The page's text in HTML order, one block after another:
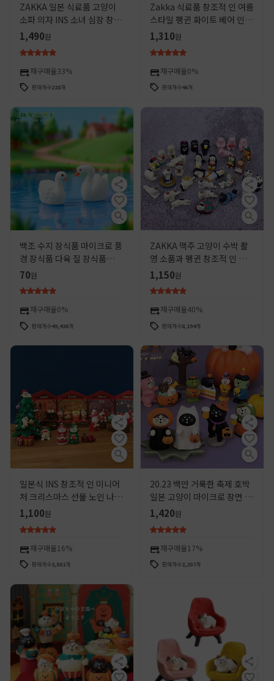
ZAKKA 일본 식료품 고양이
소파 의자 INS 소녀 심장 창조
적 인 마이크로 장면 수지 인형
작은 장식품
1,490원
재구매율33%
판매개수228개
Zakka 식료품 창조적 인 여름
스타일 펭귄 화이트 베어 인형
장면 수지 공예 장식품 공장 아
울렛
1,310원
재구매율0%
판매개수46개
백조 수지 장식품 마이크로 풍
경 장식품 다육 질 장식품
Zakka 창조적 인 선물 장식품
70원
재구매율0%
판매개수49,436개
ZAKKA 맥주 고양이 수박 촬
영 소품과 펭귄 창조적 인 마이
크로 풍경 일본 공예 데스크탑
장식품
1,150원
재구매율40%
판매개수8,194개
일본식 INS 창조적 인 미니어
처 크리스마스 선물 노인 나무
홈 식료품 ZAKKA 수지 공예
품 장식품
1,100원
재구매율 16%
판매개수3,501개
20.23 백만 거룩한 축제 호박
일본 고양이 마이크로 장면 소
품 트렌디 한 놀이 창조적 인
선물 ZAKKA 수지 작은 장식
품
1,420원
재구매율 17%
판매개수2,207개